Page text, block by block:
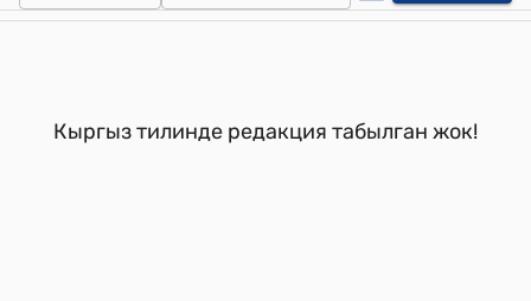
Кыргыз тилинде редакция табылган жок!